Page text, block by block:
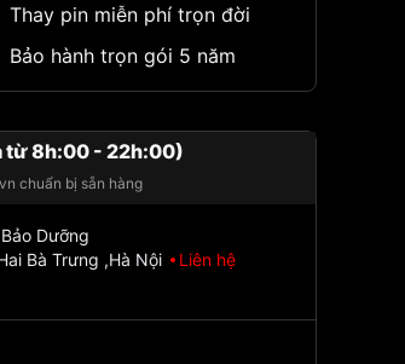
Thay pin miễn phí trọn đời
Bảo hành trọn gói 5 năm
từ 8h:00 - 22h:00)
chuẩn bị sẵn hàng
Dưỡng
Bà Trưng ,Hà Nội
Liên hệ